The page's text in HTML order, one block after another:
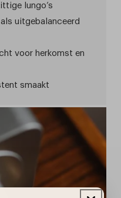
lungo’s
uitgebalanceerd
voor herkomst en
smaakt